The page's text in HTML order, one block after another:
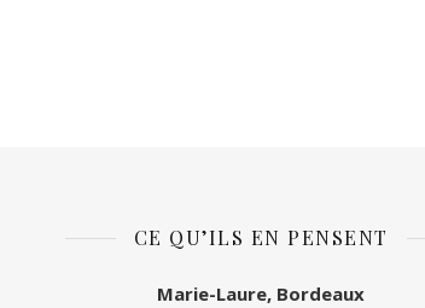
CE QU’ILS EN PENSENT
Marie-Laure, Bordeaux